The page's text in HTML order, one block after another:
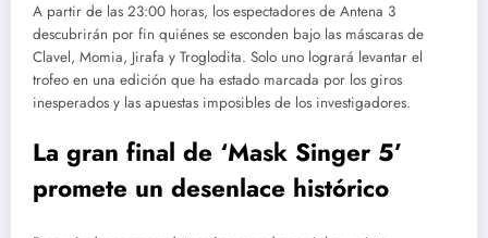
A partir de las 23:00 horas, los espectadores de Antena 3
descubrirán por fin quiénes se esconden bajo las máscaras de
Clavel, Momia, Jirafa y Troglodita. Solo uno logrará levantar el
trofeo en una edición que ha estado marcada por los giros
inesperados y las apuestas imposibles de los investigadores.
La gran final de ‘Mask Singer 5’
promete un desenlace histórico